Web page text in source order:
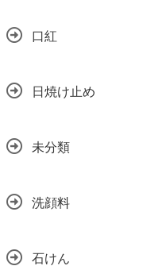
口紅
日焼け止め
未分類
洗顔料
石けん